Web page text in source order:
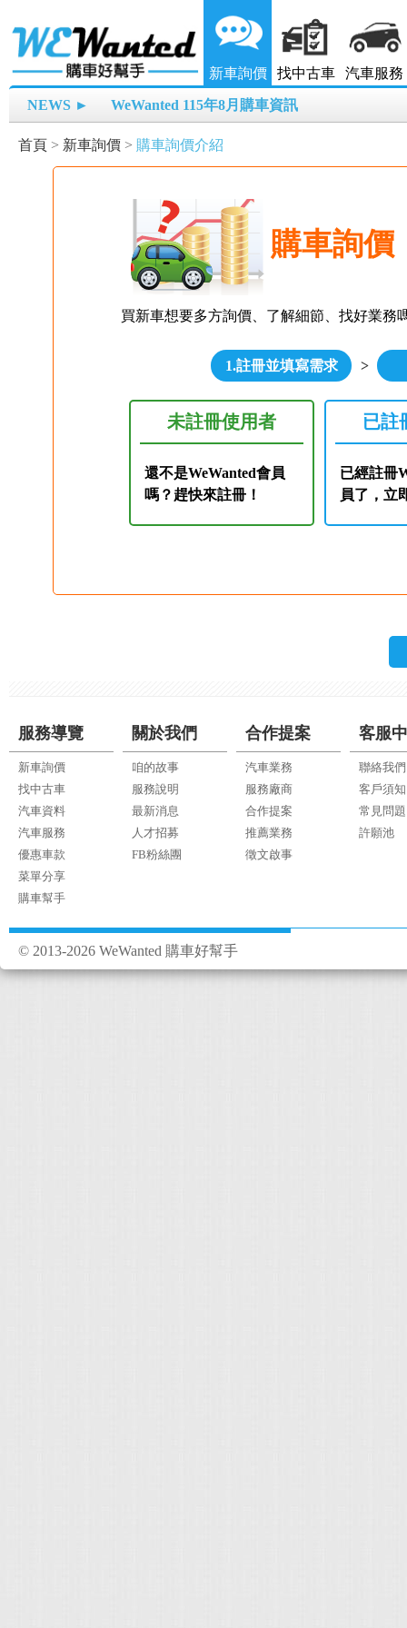
新車詢價 找中古車 汽車服務
NEWS ► WeWanted 115年8月購車資訊
首頁 > 新車詢價 > 購車詢價介紹
購車詢價
買新車想要多方詢價、了解細節、找好業務
1.註冊並填寫需求 >
未註冊使用者
還不是WeWanted會員
嗎？趕快來註冊！
已註
已經註冊
員了，立
服務導覽
新車詢價
找中古車
汽車資料
汽車服務
優惠車款
菜單分享
購車幫手
關於我們
咱的故事
服務說明
最新消息
人才招募
FB粉絲團
合作提案
汽車業務
服務廠商
合作提案
推薦業務
徵文啟事
客服
聯絡我們
客戶須知
常見問題
許願池
© 2013-2026 WeWanted 購車好幫手